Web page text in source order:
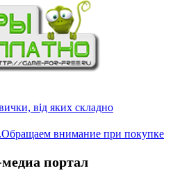
від яких складно
внимание при покупке
портал